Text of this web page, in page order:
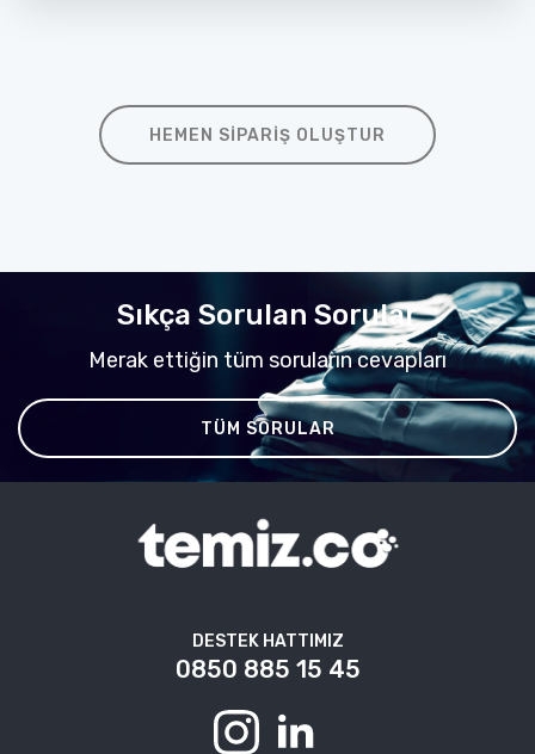
HEMEN SIPARIŞ OLUŞTUR
Sıkça Sorulan Sorular
Merak ettiğin tüm soruların cevapları
TÜM SORULAR
DESTEK HATTIMIZ
0850 885 15 45